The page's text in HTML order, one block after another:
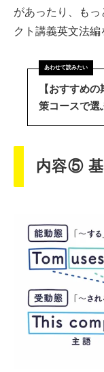
があったり、も
クト講義英文法編
【おすすめ
策コースで選
内容⑤